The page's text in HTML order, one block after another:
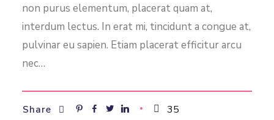
non purus elementum, placerat quam at,
interdum lectus. In erat mi, tincidunt a congue at,
pulvinar eu sapien. Etiam placerat efficitur arcu
nec…
Share 35